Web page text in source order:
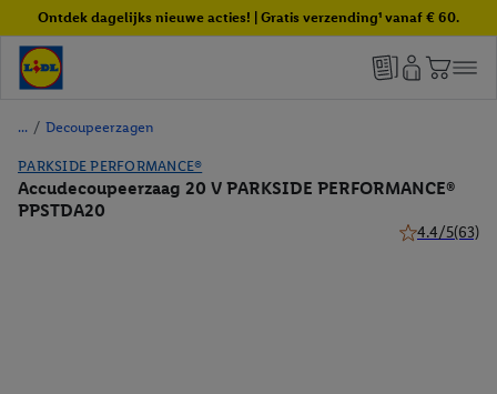
Ontdek dagelijks nieuwe acties! | Gratis verzending¹ vanaf € 60.
/ Decoupeerzagen
PARKSIDE PERFORMANCE®
Accudecoupeerzaag 20 V PARKSIDE PERFORMANCE®
PPSTDA20
4.4/5(63)